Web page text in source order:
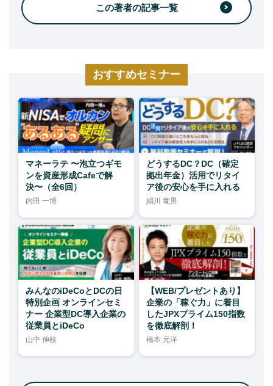
この著者の記事一覧
おすすめセミナー
マネーラテ 〜泡立つギモ
ンを資産形成Cafeで解
決〜（全6回）
内田 一博
どうするDC？DC（確定
拠出年金）活用でリタイ
ア後の安心を手に入れる
絹川 竜男
みんなのiDeCoとDCの日
特別企画 オンラインセミ
ナー 企業型DC導入企業の
従業員とiDeCo
山中 伸枝
【WEB/プレゼントあり】
企業の「稼ぐ力」に着目
したJPXプライム150指数
を徹底解剖！
橋本 元洋